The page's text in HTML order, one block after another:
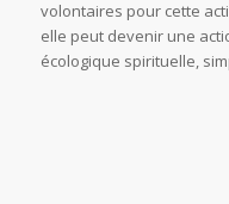
volontaires pour cette
elle peut devenir une
écologique spirituelle,